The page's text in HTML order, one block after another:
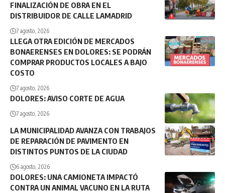
FINALIZACIÓN DE OBRA EN EL
DISTRIBUIDOR DE CALLE LAMADRID
7 agosto, 2026
LLEGA OTRA EDICIÓN DE MERCADOS
BONAERENSES EN DOLORES: SE PODRÁN
COMPRAR PRODUCTOS LOCALES A BAJO
COSTO
7 agosto, 2026
DOLORES: AVISO CORTE DE AGUA
7 agosto, 2026
LA MUNICIPALIDAD AVANZA CON TRABAJOS
DE REPARACIÓN DE PAVIMENTO EN
DISTINTOS PUNTOS DE LA CIUDAD
6 agosto, 2026
DOLORES: UNA CAMIONETA IMPACTÓ
CONTRA UN ANIMAL VACUNO EN LA RUTA